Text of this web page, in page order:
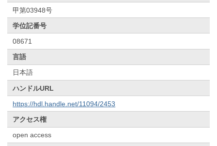
甲第03948号
学位記番号
08671
言語
日本語
ハンドルURL
https://hdl.handle.net/11094/2453
アクセス権
open access